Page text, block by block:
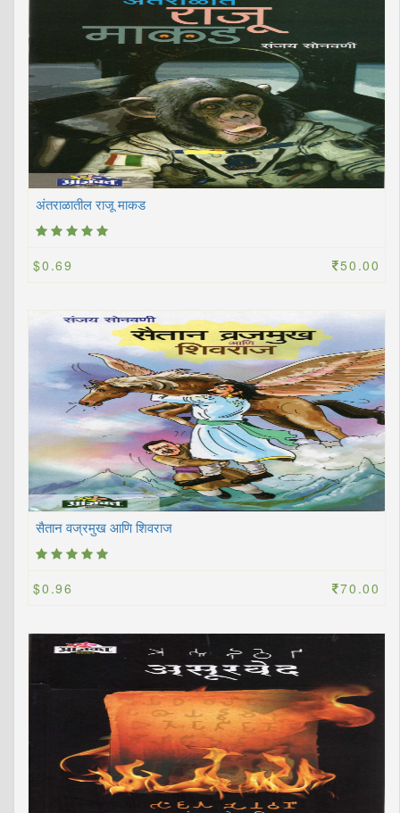
अंतराळातील राजू माकड
$0.69 50.00
सैतान वज्रमुख आणि शिवराज
$0.96 70.00